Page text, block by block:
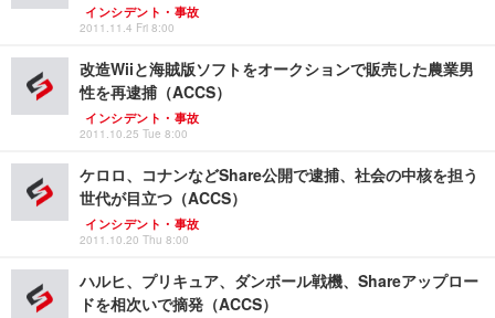
インシデント・事故
2011.11.4 Fri 8:00
改造Wiiと海賊版ソフトをオークションで販売した農業男
性を再逮捕（ACCS）
インシデント・事故
2011.10.25 Tue 8:00
ケロロ、コナンなどShare公開で逮捕、社会の中核を担う
世代が目立つ（ACCS）
インシデント・事故
2011.10.20 Thu 8:00
ハルヒ、プリキュア、ダンボール戦機、Shareアップロー
ドを相次いで摘発（ACCS）